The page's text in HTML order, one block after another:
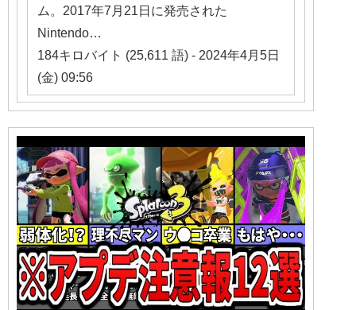
ム。2017年7月21日に発売された
Nintendo…
184キロバイト (25,611 語) - 2024年4月5日
(金) 09:56